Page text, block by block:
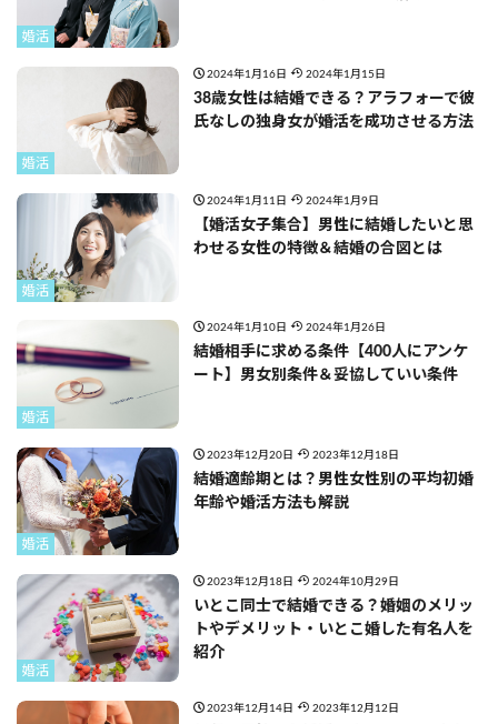
婚活
婚活
2024年1月16日 2024年1月15日
38歳女性は結婚できる？アラフォーで彼
氏なしの独身女が婚活を成功させる方法
婚活
2024年1月11日 2024年1月9日
【婚活女子集合】男性に結婚したいと思
わせる女性の特徴＆結婚の合図とは
婚活
2024年1月10日 2024年1月26日
結婚相手に求める条件【400人にアンケ
ート】男女別条件＆妥協していい条件
婚活
2023年12月20日 2023年12月18日
結婚適齢期とは？男性女性別の平均初婚
年齢や婚活方法も解説
婚活
2023年12月18日 2024年10月29日
いとこ同士で結婚できる？婚姻のメリッ
トやデメリット・いとこ婚した有名人を
紹介
2023年12月14日 2023年12月12日